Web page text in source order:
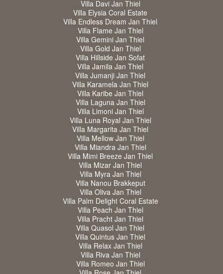
Villa Davi Jan Thiel
Villa Elysia Coral Estate
Villa Endless Dream Jan Thiel
Villa Flame Jan Thiel
Villa Gemini Jan Thiel
Villa Gold Jan Thiel
Villa Hillside Jan Sofat
Villa Jamila Jan Thiel
Villa Jumanji Jan Thiel
Villa Karamela Jan Thiel
Villa Karibe Jan Thiel
Villa Laguna Jan Thiel
Villa Limoni Jan Thiel
Villa Luna Royal Jan Thiel
Villa Margarita Jan Thiel
Villa Mellow Jan Thiel
Villa Miandra Jan Thiel
Villa Mimi Breeze Jan Thiel
Villa Mizar Jan Thiel
Villa Myra Jan Thiel
Villa Nanou Brakkeput
Villa Oliva Jan Thiel
Villa Palm Delight Coral Estate
Villa Peach Jan Thiel
Villa Pracht Jan Thiel
Villa Quasol Jan Thiel
Villa Quintus Jan Thiel
Villa Relax Jan Thiel
Villa Riva Jan Thiel
Villa Romeo Jan Thiel